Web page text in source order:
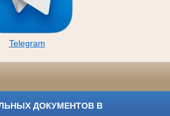
Telegram
ДОКУМЕНТОВ В